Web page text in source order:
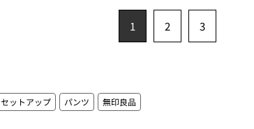
1 2 3
セットアップ パンツ 無印良品